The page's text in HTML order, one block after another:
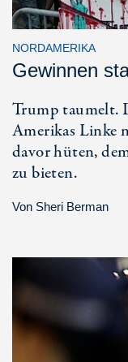
NORDAMERIKA
Gewinnen
Trump taumelt.
Amerikas Linke
davor hüten,
zu bieten.
Von Sheri Berman